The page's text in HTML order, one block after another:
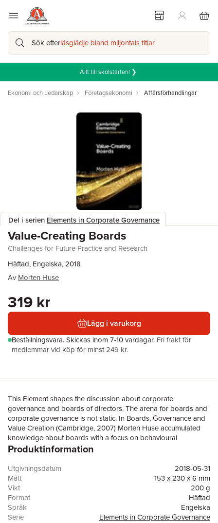
Sök efterläsglädje bland miljontals titlar
Allt till skolstarten! ❯
Ekonomi och Ledarskap Företagsekonomi Affärsförhandlingar
Del i serien Elements in Corporate Governance
Value-Creating Boards
Challenges for Future Practice and Research
Häftad, Engelska, 2018
Av Morten Huse
319 kr
Lägg i varukorg
Beställningsvara.Skickas inom 7-10 vardagar. Fri frakt för
medlemmar vid köp för minst 249 kr.
This Element shapes the discussion about corporate
governance and boards of directors. The arena for boards and
corporate governance is not static. In Boards, Governance and
Value Creation (Cambridge, 2007) Morten Huse accumulated
knowledge about boards with a focus on behavioural
perspectives. The present contribution reflects on what has
literature around sustainable value creation in business and
society. This Element brings an update of the content of the
2007 book, and thus provides a resource for students - as well
as for reflective practitioners.
Produktinformation
Utgivningsdatum
2018-05-31
Mått
153 x 230 x 6 mm
Vikt
200 g
Format
Häftad
Språk
Engelska
Serie
Elements in Corporate Governance